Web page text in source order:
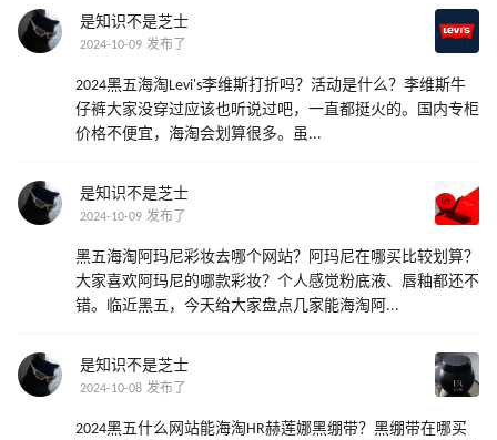
是知识不是芝士
2024-10-09 发布了
2024黑五海淘Levi's李维斯打折吗？活动是什么？李维斯牛
仔裤大家没穿过应该也听说过吧，一直都挺火的。国内专柜
价格不便宜，海淘会划算很多。虽...
是知识不是芝士
2024-10-09 发布了
黑五海淘阿玛尼彩妆去哪个网站？阿玛尼在哪买比较划算？
大家喜欢阿玛尼的哪款彩妆？个人感觉粉底液、唇釉都还不
错。临近黑五，今天给大家盘点几家能海淘阿...
是知识不是芝士
2024-10-08 发布了
2024黑五什么网站能海淘HR赫莲娜黑绷带？黑绷带在哪买